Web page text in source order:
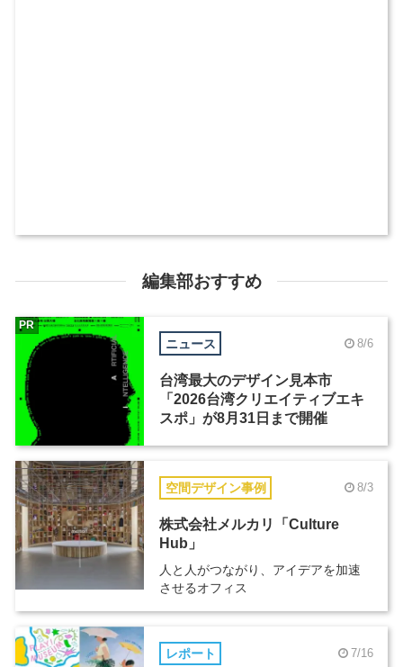
編集部おすすめ
ニュース 8/6
台湾最大のデザイン見本市
「2026台湾クリエイティブエキ
スポ」が8月31日まで開催
PR
空間デザイン事例 8/3
株式会社メルカリ「Culture
Hub」
人と人がつながり、アイデアを加速
させるオフィス
レポート 7/16